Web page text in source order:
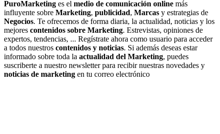
PuroMarketing es el medio de comunicación online más
influyente sobre Marketing, publicidad, Marcas y estrategias de
Negocios. Te ofrecemos de forma diaria, la actualidad, noticias y los
mejores contenidos sobre Marketing. Estrevistas, opiniones de
expertos, tendencias, ... Regístrate ahora como usuario para acceder
a todos nuestros contenidos y noticias. Si además deseas estar
informado sobre toda la actualidad del Marketing, puedes
suscriberte a nuestro newsletter para recibir nuestras novedades y
noticias de marketing en tu correo electrónico